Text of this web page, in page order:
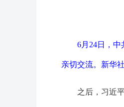
6月24日，
亲切交流。 新华
之后，习近